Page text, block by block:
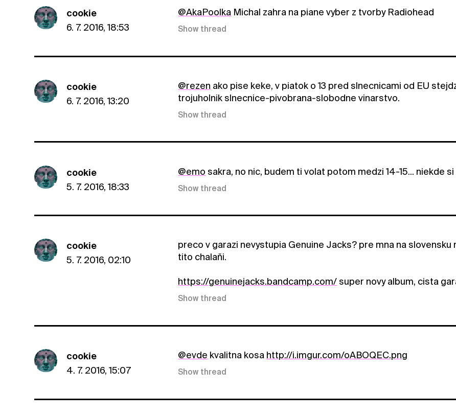
cookie
6. 7. 2016, 18:53
@AkaPoolka Michal zahra na piane vyber z tvorby Radiohead
Show thread
cookie
6. 7. 2016, 13:20
@rezen ako pise keke, v piatok o 13 pred slnecnicami od EU
trojuholnik slnecnice-pivobrana-slobodne vinarstvo.
Show thread
cookie
5. 7. 2016, 18:33
@emo sakra, no nic, budem ti volat potom medzi 14-15... niekde
Show thread
cookie
5. 7. 2016, 02:10
preco v garazi nevystupia Genuine Jacks? pre mna na slovensku
tito chalaňi.
https://genuinejacks.bandcamp.com/ super novy album, cista
Show thread
cookie
4. 7. 2016, 15:07
@evde kvalitna kosa http://i.imgur.com/oABOQEC.png
Show thread